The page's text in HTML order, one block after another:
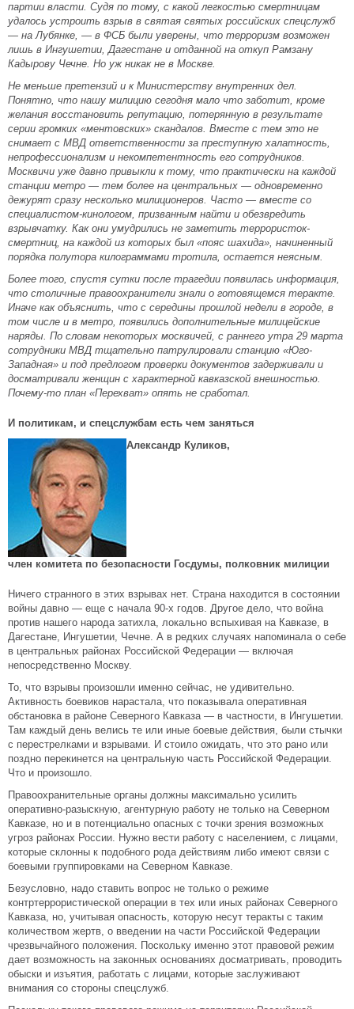
партии власти. Судя по тому, с какой легкостью смертницам
удалось устроить взрыв в святая святых российских спецслужб
— на Лубянке, — в ФСБ были уверены, что терроризм возможен
лишь в Ингушетии, Дагестане и отданной на откуп Рамзану
Кадырову Чечне. Но уж никак не в Москве.
Не меньше претензий и к Министерству внутренних дел.
Понятно, что нашу милицию сегодня мало что заботит, кроме
желания восстановить репутацию, потерянную в результате
серии громких «ментовских» скандалов. Вместе с тем это не
снимает с МВД ответственности за преступную халатность,
непрофессионализм и некомпетентность его сотрудников.
Москвичи уже давно привыкли к тому, что практически на каждой
станции метро — тем более на центральных — одновременно
дежурят сразу несколько милиционеров. Часто — вместе со
специалистом-кинологом, призванным найти и обезвредить
взрывчатку. Как они умудрились не заметить террористок-
смертниц, на каждой из которых был «пояс шахида», начиненный
порядка полутора килограммами тротила, остается неясным.
Более того, спустя сутки после трагедии появилась информация,
что столичные правоохранители знали о готовящемся теракте.
Иначе как объяснить, что с середины прошлой недели в городе, в
том числе и в метро, появились дополнительные милицейские
наряды. По словам некоторых москвичей, с раннего утра 29 марта
сотрудники МВД тщательно патрулировали станцию «Юго-
Западная» и под предлогом проверки документов задерживали и
досматривали женщин с характерной кавказской внешностью.
Почему-то план «Перехват» опять не сработал.
И политикам, и спецслужбам есть чем заняться
Александр Куликов,
член комитета по безопасности Госдумы, полковник милиции
Ничего странного в этих взрывах нет. Страна находится в состоянии
войны давно — еще с начала 90-х годов. Другое дело, что война
против нашего народа затихла, локально вспыхивая на Кавказе, в
Дагестане, Ингушетии, Чечне. А в редких случаях напоминала о себе
в центральных районах Российской Федерации — включая
непосредственно Москву.
То, что взрывы произошли именно сейчас, не удивительно.
Активность боевиков нарастала, что показывала оперативная
обстановка в районе Северного Кавказа — в частности, в Ингушетии.
Там каждый день велись те или иные боевые действия, были стычки
с перестрелками и взрывами. И стоило ожидать, что это рано или
поздно перекинется на центральную часть Российской Федерации.
Что и произошло.
Правоохранительные органы должны максимально усилить
оперативно-разыскную, агентурную работу не только на Северном
Кавказе, но и в потенциально опасных с точки зрения возможных
угроз районах России. Нужно вести работу с населением, с лицами,
которые склонны к подобного рода действиям либо имеют связи с
боевыми группировками на Северном Кавказе.
Безусловно, надо ставить вопрос не только о режиме
контртеррористической операции в тех или иных районах Северного
Кавказа, но, учитывая опасность, которую несут теракты с таким
количеством жертв, о введении на части Российской Федерации
чрезвычайного положения. Поскольку именно этот правовой режим
дает возможность на законных основаниях досматривать, проводить
обыски и изъятия, работать с лицами, которые заслуживают
внимания со стороны спецслужб.